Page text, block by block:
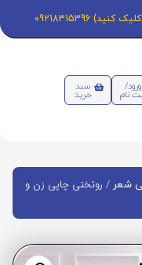
09218315396
ورود/
نام
سبد
خرید
شعر / روتختی چاپی زن و